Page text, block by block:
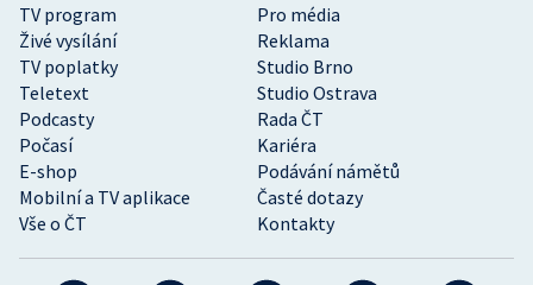
Ostatní
TV program
Pro média
Živé vysílání
Reklama
TV poplatky
Studio Brno
Teletext
Studio Ostrava
Podcasty
Rada ČT
Počasí
Kariéra
E-shop
Podávání námětů
Mobilní a TV aplikace
Časté dotazy
Vše o ČT
Kontakty